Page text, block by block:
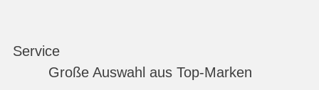
Service
Große Auswahl aus Top-Marken